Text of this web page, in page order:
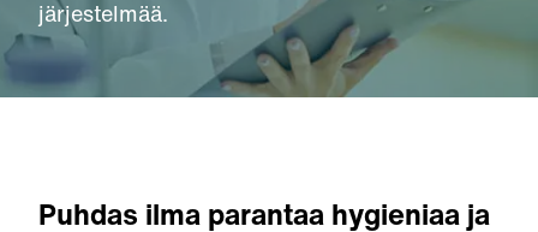
järjestelmää.
Puhdas ilma parantaa hygieniaa ja